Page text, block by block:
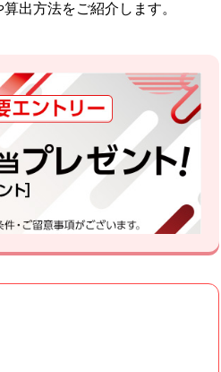
出方法をご紹介します。